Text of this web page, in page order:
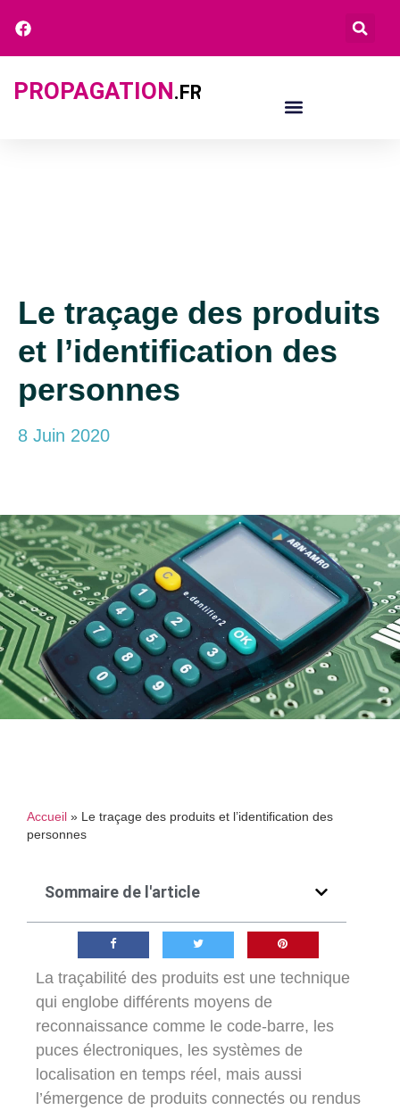
PROPAGATION.FR
Le traçage des produits
et l’identification des
personnes
8 Juin 2020
Accueil » Le traçage des produits et l’identification des
personnes
Sommaire de l'article
La traçabilité des produits est une technique
qui englobe différents moyens de
reconnaissance comme le code-barre, les
puces électroniques, les systèmes de
localisation en temps réel, mais aussi
l’émergence de produits connectés ou rendus